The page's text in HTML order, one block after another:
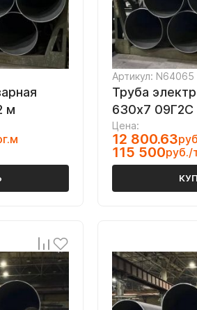
м
Артикул: N64065
Труба
630х7 09Г2С
Цена:
12 800.63
115 500руб./